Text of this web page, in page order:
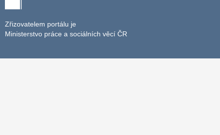
Zřizovatelem portálu je
Ministerstvo práce a sociálních věcí ČR